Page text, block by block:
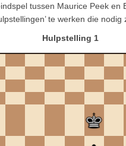
tussen Maurice Peek
te werken die nodig
Hulpstelling 1